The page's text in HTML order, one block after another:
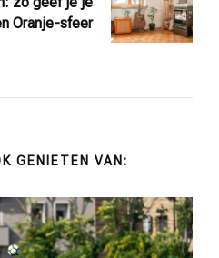
Oranje-sfeer
GENIETEN VAN: